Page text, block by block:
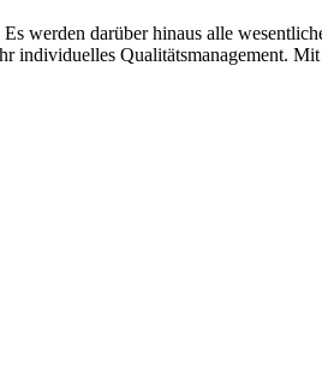
werden darüber hinaus alle
individuelles Qualitätsmanagement.